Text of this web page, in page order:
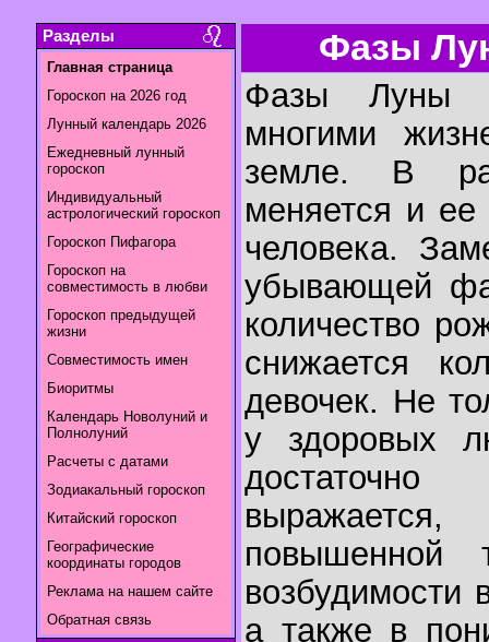
Разделы
Главная страница
Гороскоп на 2026 год
Лунный календарь 2026
Ежедневный лунный
гороскоп
Индивидуальный
астрологический гороскоп
Гороскоп Пифагора
Гороскоп на
совместимость в любви
Гороскоп предыдущей
жизни
Совместимость имен
Биоритмы
Календарь Новолуний и
Полнолуний
Расчеты с датами
Зодиакальный гороскоп
Китайский гороскоп
Географические
координаты городов
Реклама на нашем сайте
Обратная связь
Фазы
Фазы Луны
многими
земле. В
меняется и ее
человека.
убывающей
количество
снижается
девочек. Не
у здоровых
повышенной
возбудимости
а также в